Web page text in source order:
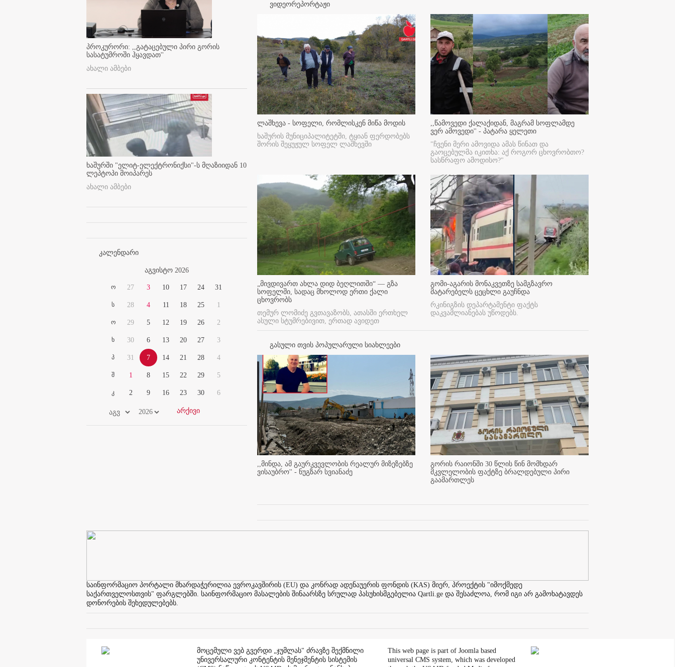
პროკურორი: ,,გატაცებული პირი გორის
სასატუმროში ჰყავდათ''
ახალი ამბები
ხაშურში "ელიტ-ელექტრონიქსი"-ს მღაზიიდან 10
ლეპტოპი მოიპარეს
ახალი ამბები
კალენდარი
აგვისტო 2026
ო
ს
ო
ხ
პ
შ
კ
27
28
29
30
31
1
2
3
4
5
6
7
8
9
10
11
12
13
14
15
16
17
18
19
20
21
22
23
24
25
26
27
28
29
30
31
1
2
3
4
5
6
ვიდეორეპორტაჟი
ლაშხევა - სოფელი, რომლისკენ მიწა მოდის
ხაშურის მუნიციპალიტეტში, ტყიან ფერდობებს
შორის შეყუჟულ სოფელ ლაშხევში
,,წამოვედი ქალაქიდან, მაგრამ სოფლამდე
ვერ ამოვედი'' - პატარა ყელეთი
"ჩვენი მერი ამოვიდა ამას წინათ და
გაოცებულმა იკითხა: აქ როგორ ცხოვრობთო?
სასწრაფო ამოდისო?"
„მივდივართ ახლა დიდ ბეღლითში“ — გზა
სოფელში, სადაც მხოლოდ ერთი ქალი
ცხოვრობს
თემურ ლომიძე გვთავაზობს, ათასში ერთხელ
ასული სტუმრებივით, ერთად ავიდეთ
გომი-აგარის მონაკვეთზე სამგზავრო
მატარებელს ცეცხლი გაუჩნდა
რკინიგზის დეპარტამენტი ფაქტს
დაკვამლიანებას უწოდებს.
გასული თვის პოპულარული სიახლეები
,,მინდა, ამ გაურკვევლობის რეალურ მიზეზებზე
ვისაუბრო'' - ნუგზარ სვიანაძე
გორის რაიონში 30 წლის წინ მომხდარ
მკვლელობის ფაქტზე ბრალდებული პირი
გაამართლეს
საინფორმაციო პორტალი მხარდაჭერილია ევროკავშირის (EU) და კონრად ადენაუერის ფონდის (KAS) მიერ, პროექტის "იმოქმედე
საქართველოსთვის" ფარგლებში. საინფორმაციო მასალების შინაარსზე სრულად პასუხისმგებელია Qartli.ge და შესაძლოა, რომ იგი არ გამოხატავდეს
დონორების შეხედულებებს.
მოცემული ვებ გვერდი „ჯუმლას" ძრავზე შექმნილი
უნივერსალური კონტენტის მენეჯმენტის სისტემის
This web page is part of Joomla based
universal CMS system, which was developed